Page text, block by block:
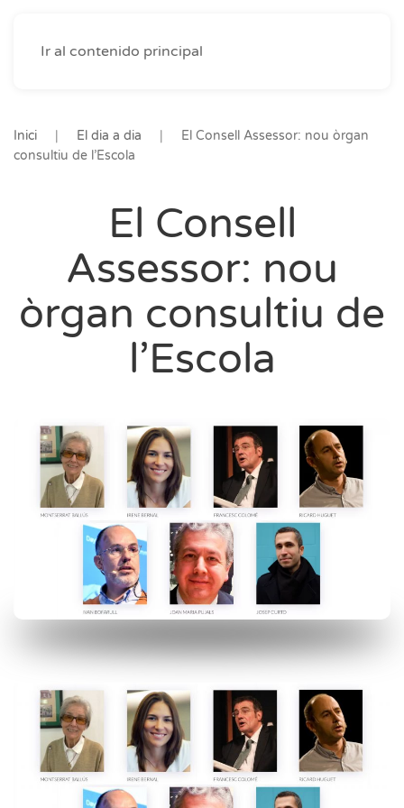
Ir al contenido principal
Inici El dia a dia
El Consell Assessor: nou òrgan
consultiu de l’Escola
El Consell
Assessor: nou
òrgan consultiu de
l’Escola